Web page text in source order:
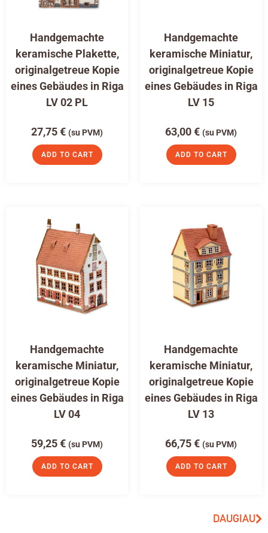
Handgemachte
keramische Plakette,
originalgetreue Kopie
eines Gebäudes in Riga
LV 02 PL
27,75€ (su PVM)
ADD TO CART
Handgemachte
keramische Miniatur,
originalgetreue Kopie
eines Gebäudes in Riga
LV 15
63,00€ (su PVM)
ADD TO CART
Handgemachte
keramische Miniatur,
originalgetreue Kopie
eines Gebäudes in Riga
LV 04
59,25€ (su PVM)
ADD TO CART
Handgemachte
keramische Miniatur,
originalgetreue Kopie
eines Gebäudes in Riga
LV 13
66,75€ (su PVM)
ADD TO CART
DAUGIAU